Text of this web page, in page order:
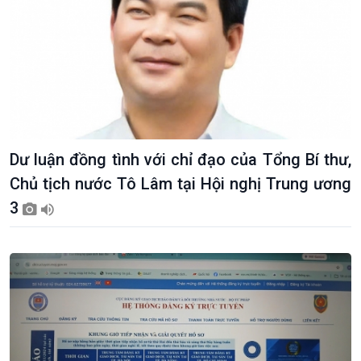
Dư luận đồng tình với chỉ đạo của Tổng Bí thư,
Chủ tịch nước Tô Lâm tại Hội nghị Trung ương
3